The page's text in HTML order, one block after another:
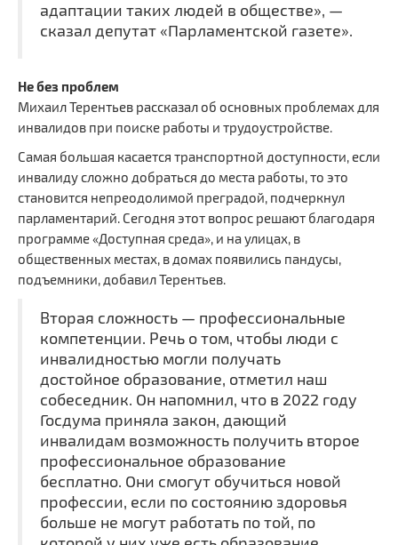
адаптации таких людей в обществе», —
сказал депутат «Парламентской газете».
Не без проблем
Михаил Терентьев рассказал об основных проблемах для
инвалидов при поиске работы и трудоустройстве.
Самая большая касается транспортной доступности, если
инвалиду сложно добраться до места работы, то это
становится непреодолимой преградой, подчеркнул
парламентарий. Сегодня этот вопрос решают благодаря
программе «Доступная среда», и на улицах, в
общественных местах, в домах появились пандусы,
подъемники, добавил Терентьев.
Вторая сложность — профессиональные
компетенции. Речь о том, чтобы люди с
инвалидностью могли получать
достойное образование, отметил наш
собеседник. Он напомнил, что в 2022 году
Госдума приняла закон, дающий
инвалидам возможность получить второе
профессиональное образование
бесплатно. Они смогут обучиться новой
профессии, если по состоянию здоровья
больше не могут работать по той, по